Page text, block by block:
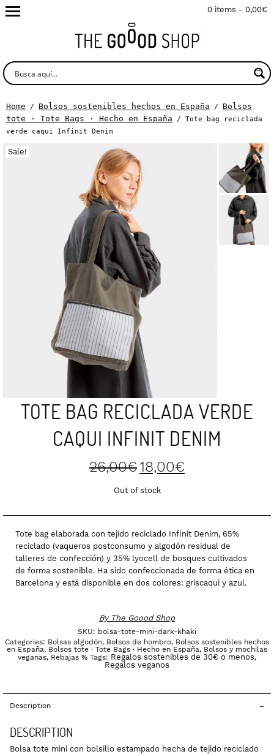
0 items - 0,00€
Home / Bolsos sostenibles hechos en España / Bolsos
tote · Tote Bags · Hecho en España / Tote bag reciclada
verde caqui Infinit Denim
Sale!
TOTE BAG RECICLADA VERDE
CAQUI INFINIT DENIM
26,00€ Original
price
18,00€price
Out of stock
Tote bag elaborada con tejido reciclado Infinit Denim, 65%
reciclado (vaqueros postconsumo y algodón residual de
talleres de confección) y 35% lyocell de bosques cultivados
de forma sostenible. Ha sido confeccionada de forma ética en
Barcelona y está disponible en dos colores: griscaqui y azul.
By The Goood Shop
SKU: bolsa-tote-mini-dark-khaki
Categories: Bolsas algodón, Bolsos de hombro, Bolsos sostenibles hechos
en España, Bolsos tote · Tote Bags · Hecho en España, Bolsos y mochilas
veganas, Rebajas % Tags: Regalos sostenibles de 30€ o menos,
Regalos veganos
Description
DESCRIPTION
Bolsa tote mini con bolsillo estampado hecha de tejido reciclado